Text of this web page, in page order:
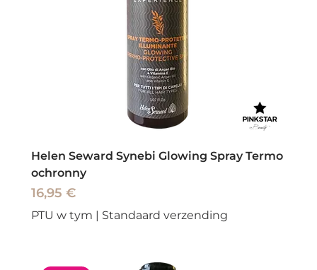
Helen Seward Synebi Glowing Spray Termo
ochronny
Cena
16,95 €
PTU w tym Standaard verzending